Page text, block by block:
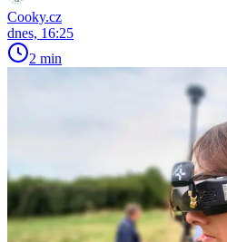
Cooky.cz
dnes, 16:25
2 min